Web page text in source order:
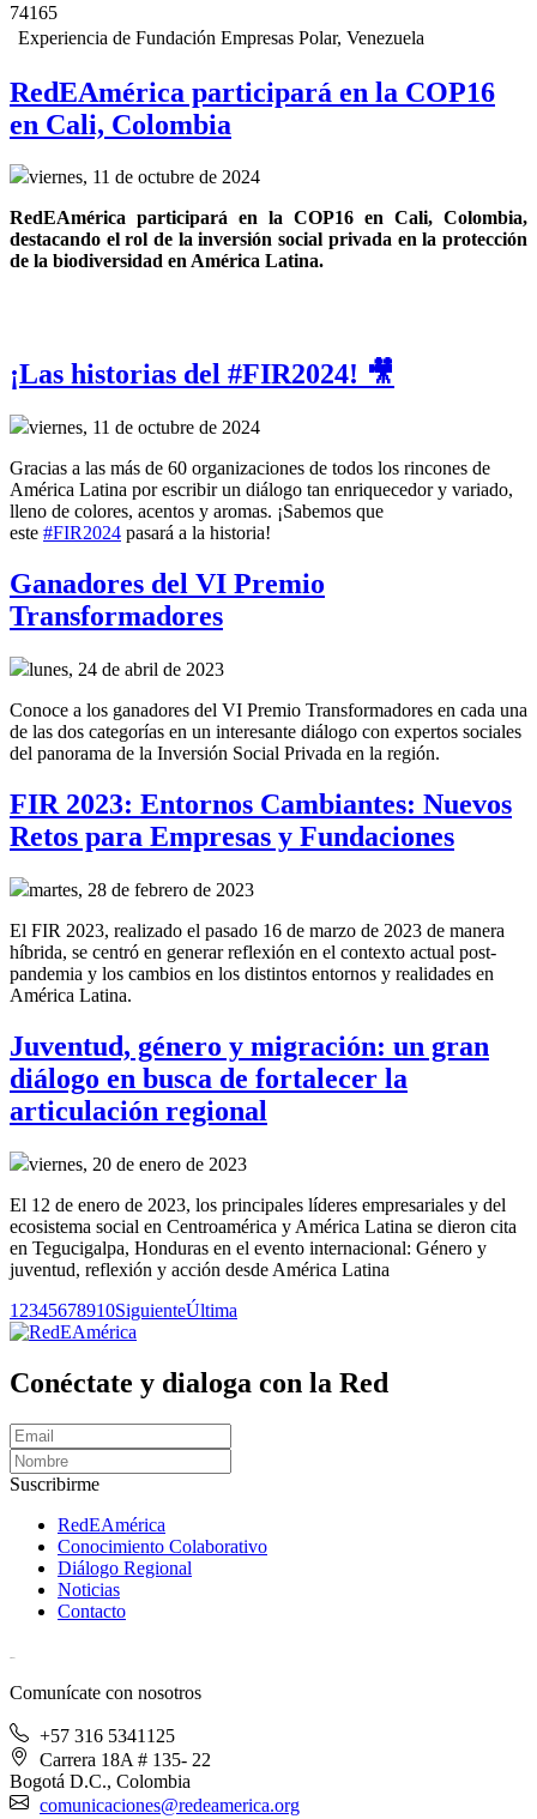
74165
Experiencia de Fundación Empresas Polar, Venezuela
RedEAmérica participará en la COP16
en Cali, Colombia
viernes, 11 de octubre de 2024
RedEAmérica participará en la COP16 en Cali, Colombia,
destacando el rol de la inversión social privada en la protección
de la biodiversidad en América Latina.
¡Las historias del #FIR2024! 🎥
viernes, 11 de octubre de 2024
Gracias a las más de 60 organizaciones de todos los rincones de
América Latina por escribir un diálogo tan enriquecedor y variado,
lleno de colores, acentos y aromas. ¡Sabemos que
este #FIR2024 pasará a la historia!
Ganadores del VI Premio
Transformadores
lunes, 24 de abril de 2023
Conoce a los ganadores del VI Premio Transformadores en cada una
de las dos categorías en un interesante diálogo con expertos sociales
del panorama de la Inversión Social Privada en la región.
FIR 2023: Entornos Cambiantes: Nuevos
Retos para Empresas y Fundaciones
martes, 28 de febrero de 2023
El FIR 2023, realizado el pasado 16 de marzo de 2023 de manera
híbrida, se centró en generar reflexión en el contexto actual post-
pandemia y los cambios en los distintos entornos y realidades en
América Latina.
Juventud, género y migración: un gran
diálogo en busca de fortalecer la
articulación regional
viernes, 20 de enero de 2023
El 12 de enero de 2023, los principales líderes empresariales y del
ecosistema social en Centroamérica y América Latina se dieron cita
en Tegucigalpa, Honduras en el evento internacional: Género y
juventud, reflexión y acción desde América Latina
1 2345678910SiguienteÚltima
Conéctate y dialoga con la Red
Suscribirme
RedEAmérica
Conocimiento Colaborativo
Diálogo Regional
Noticias
Contacto
Comunícate con nosotros
+57 316 5341125
Carrera 18A # 135- 22
Bogotá D.C., Colombia
comunicaciones@redeamerica.org